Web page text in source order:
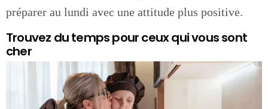
préparer au lundi avec une attitude plus positive.
Trouvez du temps pour ceux qui vous sont
cher